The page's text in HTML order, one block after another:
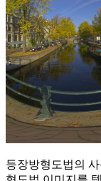
등장방형도법의